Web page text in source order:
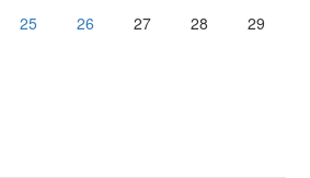
25 26 27 28 29